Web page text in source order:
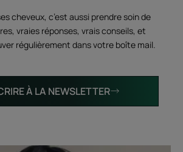
cheveux, c’est aussi prendre soin de
vraies réponses, vrais conseils, et
régulièrement dans votre boîte mail.
À LA NEWSLETTER